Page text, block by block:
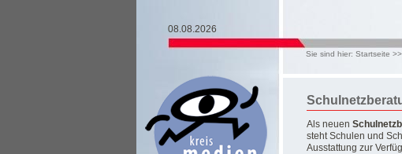
08.08.2026
Sie sind hier: Startseite >>
Als neuen
steht Schulen und
Ausstattung zur